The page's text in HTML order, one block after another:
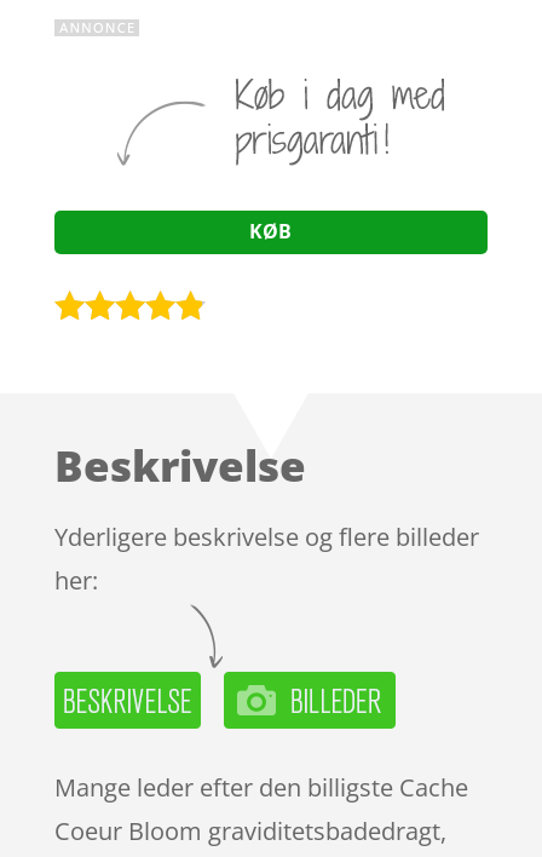
KØB
kundebedø
Beskrivelse
Yderligere beskrivelse og flere billeder
her:
Mange leder efter den billigste Cache
Coeur Bloom graviditetsbadedragt,